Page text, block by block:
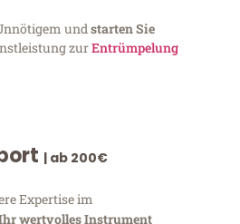
undstarten Sie
zurEntrümpelung
| ab 200€
Expertise im
wertvolles Instrument